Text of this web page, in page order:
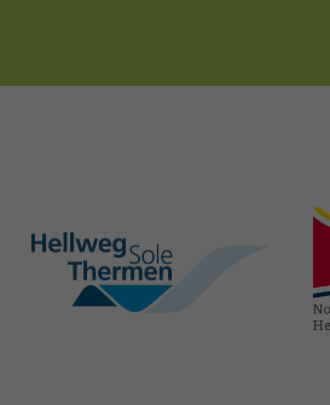
hellweg-sole-
thermen.de